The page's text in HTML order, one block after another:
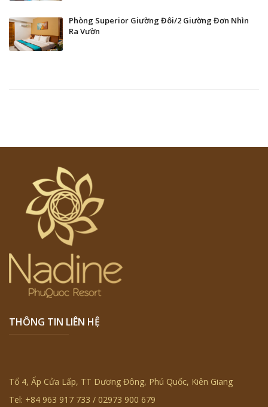
Phòng Superior Giường Đôi/2 Giường Đơn Nhìn
Ra Vườn
THÔNG TIN LIÊN HỆ
Tổ 4, Ấp Cửa Lấp, TT Dương Đông, Phú Quốc, Kiên Giang
Tel: +84 963 917 733 / 02973 900 679